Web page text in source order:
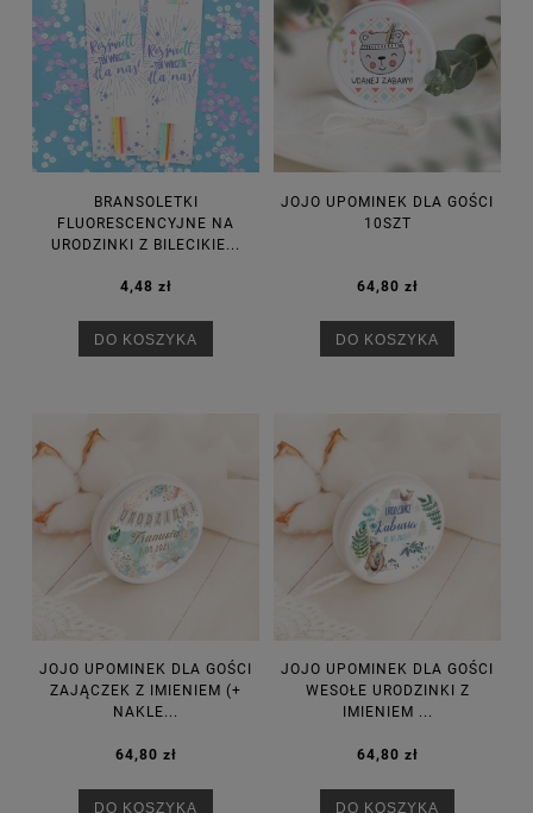
BRANSOLETKI
FLUORESCENCYJNE NA
URODZINKI Z BILECIKIE...
4,48 zł
DO KOSZYKA
JOJO UPOMINEK DLA GOŚCI
10SZT
64,80 zł
DO KOSZYKA
JOJO UPOMINEK DLA GOŚCI
ZAJĄCZEK Z IMIENIEM (+
NAKLE...
64,80 zł
DO KOSZYKA
JOJO UPOMINEK DLA GOŚCI
WESOŁE URODZINKI Z
IMIENIEM ...
64,80 zł
DO KOSZYKA